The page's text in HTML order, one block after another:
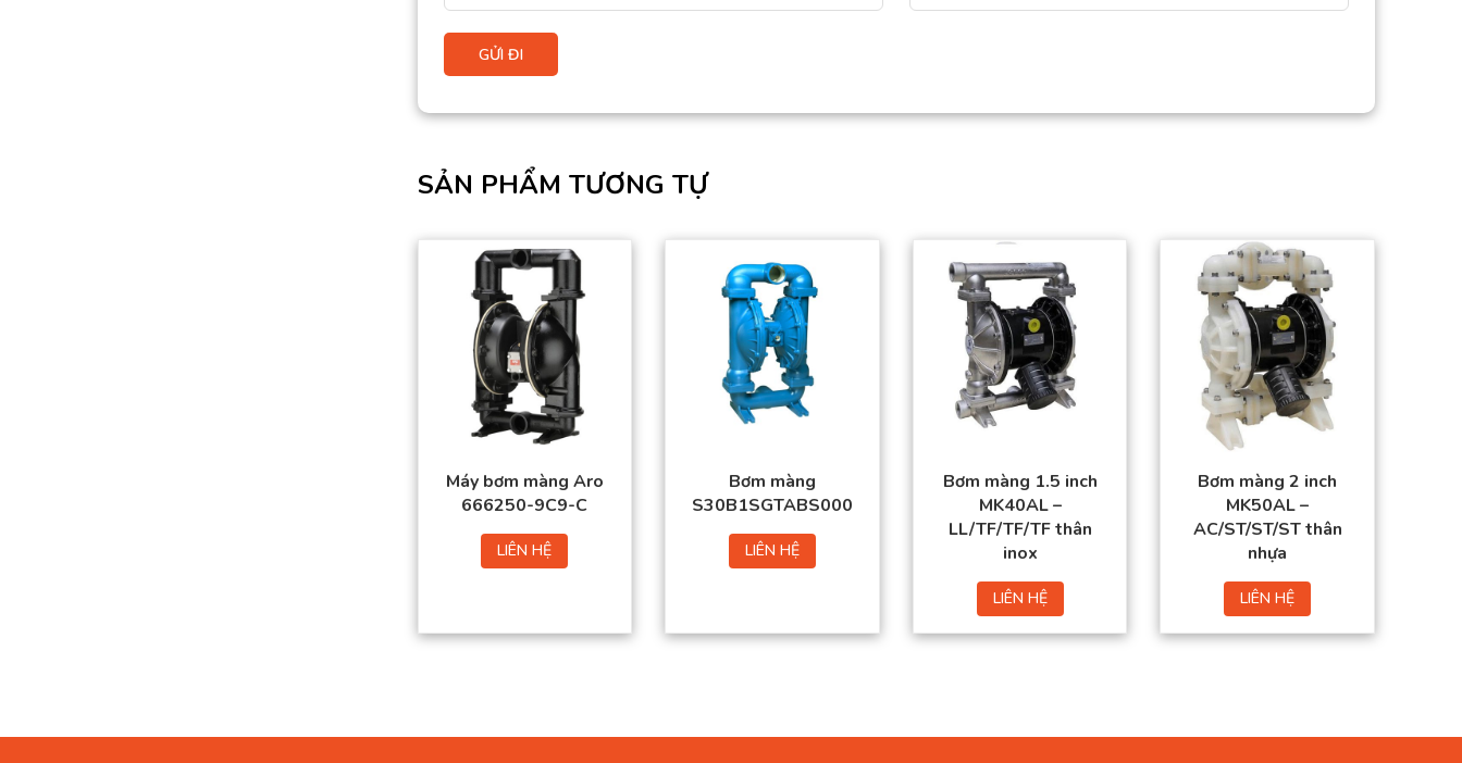
SẢN PHẨM TƯƠNG TỰ
Máy bơm màng Aro
666250-9C9-C
LIÊN HỆ
Bơm màng
S30B1SGTABS000
LIÊN HỆ
Bơm màng 1.5 inch
MK40AL –
LL/TF/TF/TF thân
inox
LIÊN HỆ
Bơm màng 2 inch
MK50AL –
AC/ST/ST/ST thân
nhựa
LIÊN HỆ